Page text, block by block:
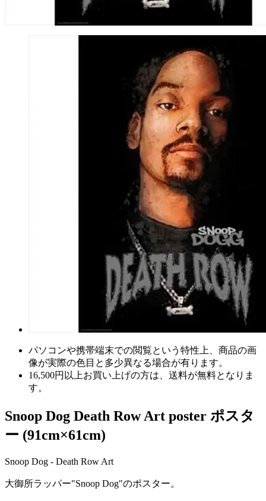
パソコンや携帯端末での閲覧という特性上、商品の画
像が実際の色目と多少異なる場合が有ります。
16,500円以上お買い上げの方は、 送料が無料となりま
す。
Snoop Dog Death Row Art poster ポスタ
ー (91cm×61cm)
Snoop Dog - Death Row Art
大御所ラッパー"Snoop Dog"のポスター。